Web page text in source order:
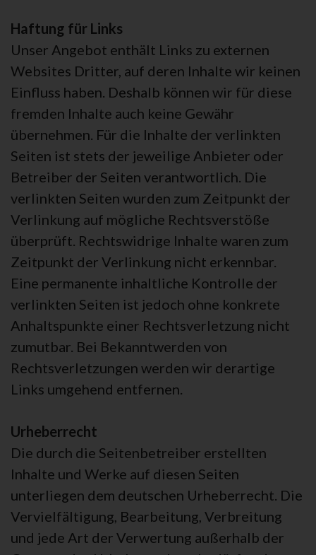
Haftung für Links
Unser Angebot enthält Links zu externen
Websites Dritter, auf deren Inhalte wir keinen
Einfluss haben. Deshalb können wir für diese
fremden Inhalte auch keine Gewähr
übernehmen. Für die Inhalte der verlinkten
Seiten ist stets der jeweilige Anbieter oder
Betreiber der Seiten verantwortlich. Die
verlinkten Seiten wurden zum Zeitpunkt der
Verlinkung auf mögliche Rechtsverstöße
überprüft. Rechtswidrige Inhalte waren zum
Zeitpunkt der Verlinkung nicht erkennbar.
Eine permanente inhaltliche Kontrolle der
verlinkten Seiten ist jedoch ohne konkrete
Anhaltspunkte einer Rechtsverletzung nicht
zumutbar. Bei Bekanntwerden von
Rechtsverletzungen werden wir derartige
Links umgehend entfernen.
Urheberrecht
Die durch die Seitenbetreiber erstellten
Inhalte und Werke auf diesen Seiten
unterliegen dem deutschen Urheberrecht. Die
Vervielfältigung, Bearbeitung, Verbreitung
und jede Art der Verwertung außerhalb der